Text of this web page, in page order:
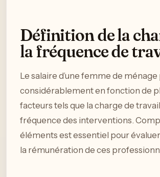
Définition de la
la fréquence de
Le salaire d’une femme de
considérablement en fonction de
facteurs tels que la charge de
fréquence des interventions.
éléments est essentiel pour
la rémunération de ces